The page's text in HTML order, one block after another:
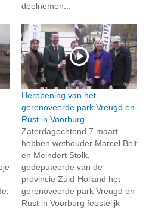
deelnemen...
Heropening van het
gerenoveerde park Vreugd en
Rust in Voorburg
Zaterdagochtend 7 maart
hebben wethouder Marcel Belt
en Meindert Stolk,
gedeputeerde van de
provincie Zuid-Holland het
gerenoveerde park Vreugd en
Rust in Voorburg feestelijk